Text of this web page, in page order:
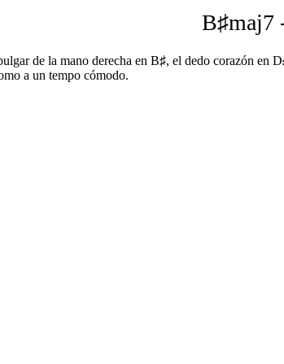
B♯maj7
de la mano derecha en B♯, el dedo corazón en
a un tempo cómodo.